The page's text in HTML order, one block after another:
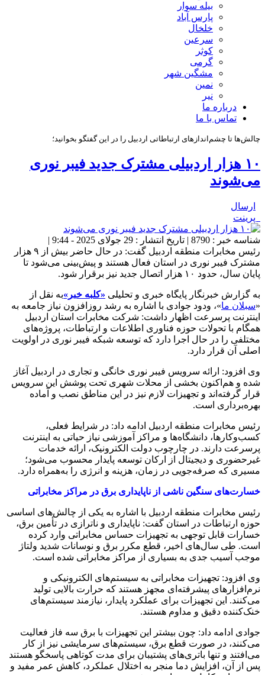
بیله سوار
پارس آباد
خلخال
سرعین
کوثر
گرمی
مشگین شهر
نمین
نیر
درباره ما
تماس با ما
چالش‌ها تا چشم‌اندازهای ارتباطاتی اردبیل را در این گفتگو بخوانید؛
۱۰ هزار اردبیلی مشترک جدید فیبر نوری
می‌شوند
ارسال
پرینت
شناسه خبر : 8790 | تاریخ انتشار : 29 جولای 2025 - 9:44 |
رئیس مخابرات منطقه اردبیل گفت: در حال حاضر بیش از ۹ هزار
مشترک فیبر نوری در استان فعال هستند و پیش‌بینی می‌شود تا
پایان سال، حدود ۱۰ هزار اتصال جدید نیز برقرار شود.
به گزارش خبرنگار پایگاه خبری و تحلیلی «کلبه خبر»به نقل از
«سبلان ما»، ودود جوادی با اشاره به رشد روزافزون نیاز جامعه به
اینترنت پرسرعت اظهار داشت: شرکت مخابرات استان اردبیل
همگام با تحولات حوزه فناوری اطلاعات و ارتباطات، پروژه‌های
مختلفی را در حال اجرا دارد که توسعه شبکه فیبر نوری در اولویت
اصلی آن قرار دارد.
وی افزود: ارائه سرویس فیبر نوری خانگی و تجاری در اردبیل آغاز
شده و هم‌اکنون بخشی از محلات شهری تحت پوشش این سرویس
قرار گرفته‌اند و تجهیزات لازم نیز در این مناطق نصب و آماده
بهره‌برداری است.
رئیس مخابرات منطقه اردبیل ادامه داد: در شرایط فعلی،
کسب‌وکارها، دانشگاه‌ها و مراکز آموزشی نیاز حیاتی به اینترنت
پرسرعت دارند. در چارچوب دولت الکترونیک، ارائه خدمات
غیرحضوری و دیجیتال از ارکان توسعه پایدار محسوب می‌شود؛
مسیری که صرفه‌جویی در زمان، هزینه و انرژی را به‌همراه دارد.
خسارت‌های سنگین ناشی از ناپایداری برق در مراکز مخابراتی
رئیس مخابرات منطقه اردبیل با اشاره به یکی از چالش‌های اساسی
حوزه ارتباطات در استان گفت: ناپایداری و ناترازی در تأمین برق،
خسارات قابل توجهی به تجهیزات حساس مخابراتی وارد کرده
است. طی سال‌های اخیر، قطع مکرر برق و نوسانات شدید ولتاژ
موجب آسیب جدی به بسیاری از مراکز مخابراتی شده است.
وی افزود: تجهیزات مخابراتی به سیستم‌های الکترونیکی و
نرم‌افزارهای پیشرفته‌ای مجهز هستند که حرارت بالایی تولید
می‌کنند. این تجهیزات برای عملکرد پایدار، نیازمند سیستم‌های
خنک‌کننده دقیق و مداوم هستند.
جوادی ادامه داد: چون بیشتر این تجهیزات با برق سه ‌فاز فعالیت
می‌کنند، در صورت قطع برق، سیستم‌های سرمایشی نیز از کار
می‌افتند و تنها باتری‌های پشتیبان برای مدت کوتاهی پاسخگو هستند
پس از آن، افزایش دما منجر به اختلال عملکرد، کاهش عمر مفید و